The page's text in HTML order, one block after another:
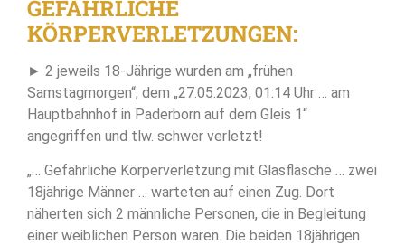
GEFÄHRLICHE
KÖRPERVERLETZUNGEN:
► 2 jeweils 18-Jährige wurden am „frühen
Samstagmorgen“, dem „27.05.2023, 01:14 Uhr … am
Hauptbahnhof in Paderborn auf dem Gleis 1“
angegriffen und tlw. schwer verletzt!
„… Gefährliche Körperverletzung mit Glasflasche … zwei
18jährige Männer … warteten auf einen Zug. Dort
näherten sich 2 männliche Personen, die in Begleitung
einer weiblichen Person waren. Die beiden 18jährigen